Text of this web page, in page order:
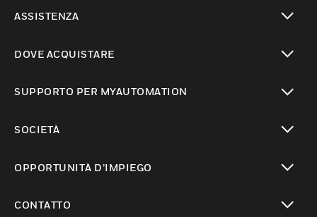
ASSISTENZA
DOVE ACQUISTARE
SUPPORTO PER MYAUTOMATION
SOCIETÀ
OPPORTUNITÀ D’IMPIEGO
CONTATTO